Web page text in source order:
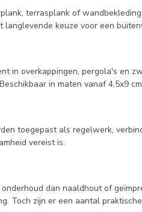
terrasplank of
keuze voor een
in overkappingen, pergola's en
in maten vanaf 4,5x9
toegepast als regelwerk,
vereist is.
dan naaldhout of
Toch zijn er een aantal